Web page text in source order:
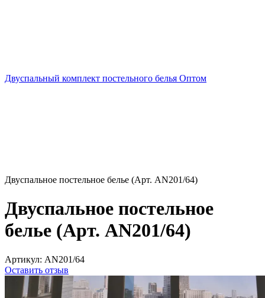
Двуспальный комплект постельного белья Оптом
Двуспальное постельное белье (Арт. AN201/64)
Двуспальное постельное
белье (Арт. AN201/64)
Артикул: AN201/64
Оставить отзыв